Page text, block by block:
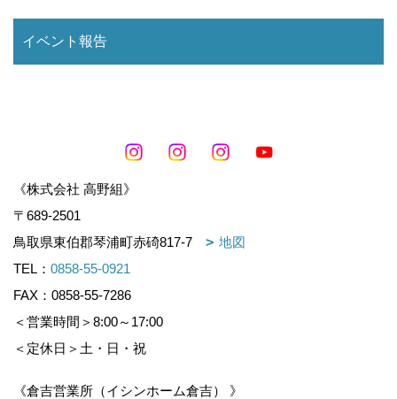
イベント報告
《株式会社 高野組》
〒689-2501
鳥取県東伯郡琴浦町赤碕817-7
地図
TEL： 0858-55-0921
FAX：0858-55-7286
＜営業時間＞8:00～17:00
＜定休日＞土・日・祝
《倉吉営業所（イシンホーム倉吉） 》